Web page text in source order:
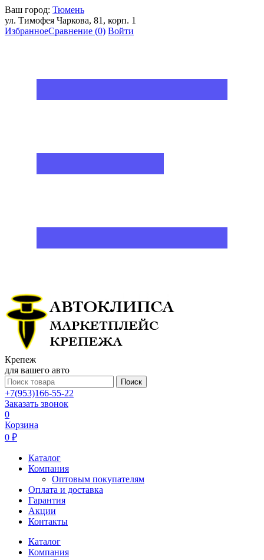
Ваш город: Тюмень
ул. Тимофея Чаркова, 81, корп. 1
ИзбранноеСравнение (0) Войти
Крепеж
для вашего авто
Поиск
+7(953)166-55-22
Заказать звонок
0
Корзина
0 ₽
Каталог
Компания
Оптовым покупателям
Оплата и доставка
Гарантия
Акции
Контакты
Каталог
Компания